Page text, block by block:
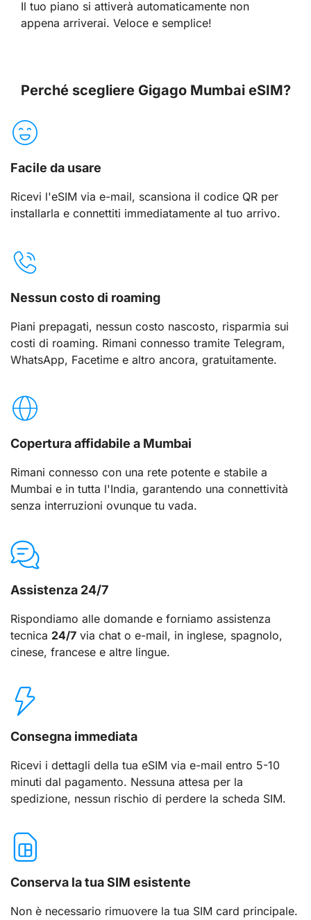
Il tuo piano si attiverà automaticamente non
appena arriverai. Veloce e semplice!
Perché scegliere Gigago Mumbai eSIM?
Facile da usare
Ricevi l'eSIM via e-mail, scansiona il codice QR per
installarla e connettiti immediatamente al tuo arrivo.
Nessun costo di roaming
Piani prepagati, nessun costo nascosto, risparmia sui
costi di roaming. Rimani connesso tramite Telegram,
WhatsApp, Facetime e altro ancora, gratuitamente.
Copertura affidabile a Mumbai
Rimani connesso con una rete potente e stabile a
Mumbai e in tutta l'India, garantendo una connettività
senza interruzioni ovunque tu vada.
Assistenza 24/7
Rispondiamo alle domande e forniamo assistenza
tecnica 24/7 via chat o e-mail, in inglese, spagnolo,
cinese, francese e altre lingue.
Consegna immediata
Ricevi i dettagli della tua eSIM via e-mail entro 5-10
minuti dal pagamento. Nessuna attesa per la
spedizione, nessun rischio di perdere la scheda SIM.
Conserva la tua SIM esistente
Non è necessario rimuovere la tua SIM card principale.